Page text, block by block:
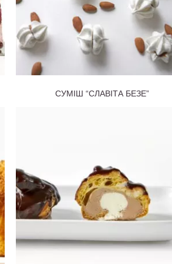
СУМІШ “СЛАВІТА БЕЗЕ”